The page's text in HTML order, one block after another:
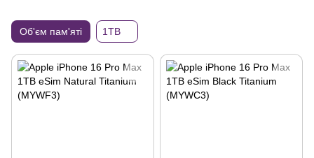
Об'єм пам'яті 1TB